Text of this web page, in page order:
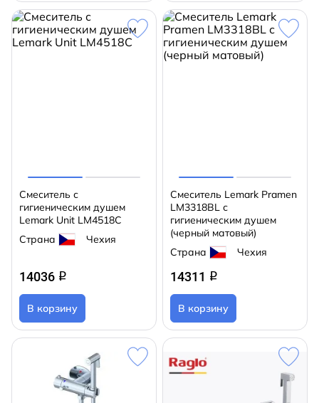
Cмеситель с
гигиеническим душем
Lemark Unit LM4518C
Страна
Чехия
14036 q
В корзину
Смеситель Lemark Pramen
LM3318BL с
гигиеническим душем
(черный матовый)
Страна
Чехия
14311 q
В корзину